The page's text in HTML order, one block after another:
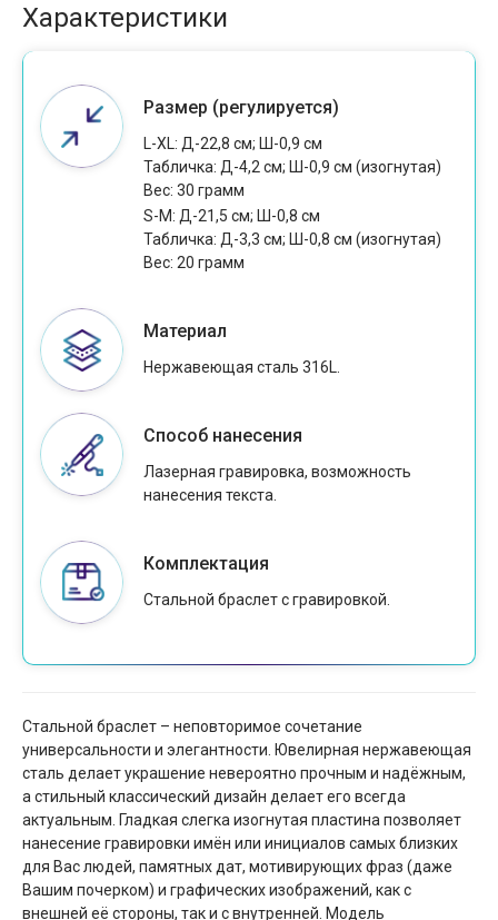
Характеристики
Размер (регулируется)
L-XL: Д-22,8 см; Ш-0,9 см
Табличка: Д-4,2 см; Ш-0,9 см (изогнутая)
Вес: 30 грамм
S-M: Д-21,5 см; Ш-0,8 см
Табличка: Д-3,3 см; Ш-0,8 см (изогнутая)
Вес: 20 грамм
Материал
Нержавеющая сталь 316L.
Способ нанесения
Лазерная гравировка, возможность
нанесения текста.
Комплектация
Стальной браслет с гравировкой.
Стальной браслет – неповторимое сочетание
универсальности и элегантности. Ювелирная нержавеющая
сталь делает украшение невероятно прочным и надёжным,
а стильный классический дизайн делает его всегда
актуальным. Гладкая слегка изогнутая пластина позволяет
нанесение гравировки имён или инициалов самых близких
для Вас людей, памятных дат, мотивирующих фраз (даже
Вашим почерком) и графических изображений, как с
внешней её стороны, так и с внутренней. Модель